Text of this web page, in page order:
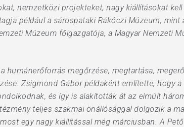
nemzetközi projekteket, nagy kiállításokat
például a sárospataki Rákóczi Múzeum,
Múzeum főigazgatója, a Magyar Nemzeti
humánerőforrás megőrzése, megtartása,
Zsigmond Gábor példaként említette, hogy
és így is alakították át az elmúlt
teljes szakmai önállósággal dolgozik a
egy nagy kiállítással még márciusban. A